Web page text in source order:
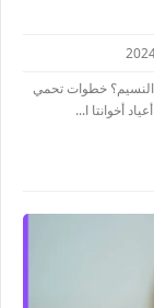
النسيم؟ خطوات تحمي
أخوانتا ا...